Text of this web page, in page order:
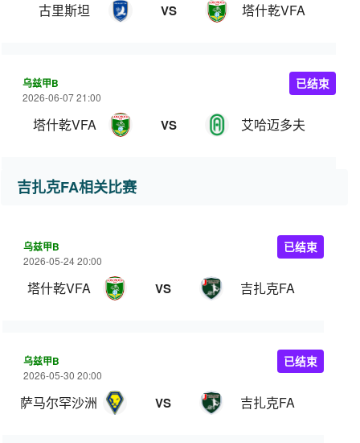
古里斯坦 VS 塔什乾VFA
乌兹甲B
2026-06-07 21:00
塔什乾VFA VS 艾哈迈多夫
已结束
吉扎克FA相关比赛
乌兹甲B
2026-05-24 20:00
塔什乾VFA VS 吉扎克FA
已结束
乌兹甲B
2026-05-30 20:00
萨马尔罕沙洲 VS 吉扎克FA
已结束